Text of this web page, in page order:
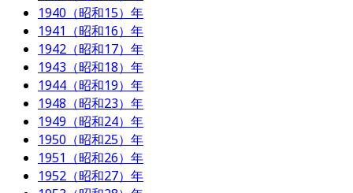
1940（昭和15）年
1941（昭和16）年
1942（昭和17）年
1943（昭和18）年
1944（昭和19）年
1948（昭和23）年
1949（昭和24）年
1950（昭和25）年
1951（昭和26）年
1952（昭和27）年